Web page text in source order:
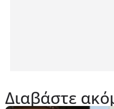
Διαβάστε